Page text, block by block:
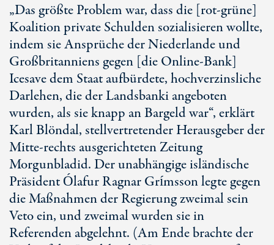
„Das größte Problem war, dass die [rot-grüne]
Koalition private Schulden sozialisieren wollte,
indem sie Ansprüche der Niederlande und
Großbritanniens gegen [die Online-Bank]
Icesave dem Staat aufbürdete, hochverzinsliche
Darlehen, die der Landsbanki angeboten
wurden, als sie knapp an Bargeld war“, erklärt
Karl Blöndal, stellvertretender Herausgeber der
Mitte-rechts ausgerichteten Zeitung
Morgunbladid. Der unabhängige isländische
Präsident Ólafur Ragnar Grímsson legte gegen
die Maßnahmen der Regierung zweimal sein
Veto ein, und zweimal wurden sie in
Referenden abgelehnt. (Am Ende brachte der